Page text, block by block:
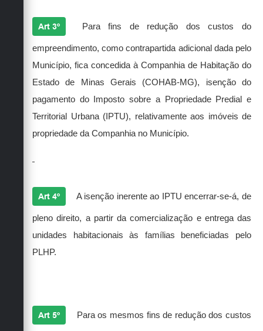
Art 3º Para fins de redução dos custos do
empreendimento, como contrapartida adicional dada pelo
Município, fica concedida à Companhia de Habitação do
Estado de Minas Gerais (COHAB-MG), isenção do
pagamento do Imposto sobre a Propriedade Predial e
Territorial Urbana (IPTU), relativamente aos imóveis de
propriedade da Companhia no Município.
Art 4º A isenção inerente ao IPTU encerrar-se-á, de
pleno direito, a partir da comercialização e entrega das
unidades habitacionais às famílias beneficiadas pelo
PLHP.
Art 5º Para os mesmos fins de redução dos custos